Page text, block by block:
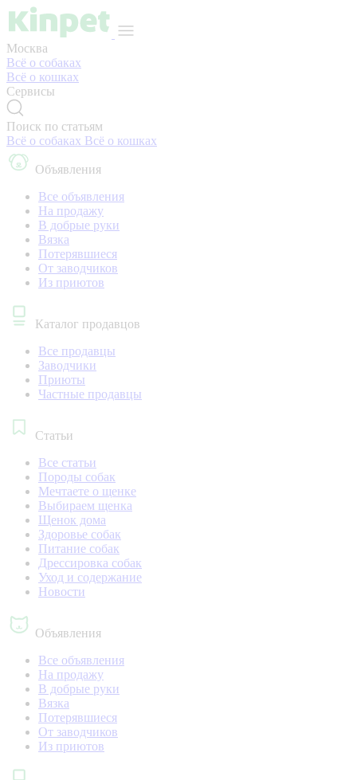
Москва
Всё о собаках
Всё о кошках
Сервисы
Поиск по статьям
Всё о собаках Всё о кошках
Объявления
Все объявления
На продажу
В добрые руки
Вязка
Потерявшиеся
От заводчиков
Из приютов
Каталог продавцов
Все продавцы
Заводчики
Приюты
Частные продавцы
Статьи
Все статьи
Породы собак
Мечтаете о щенке
Выбираем щенка
Щенок дома
Здоровье собак
Питание собак
Дрессировка собак
Уход и содержание
Новости
Объявления
Все объявления
На продажу
В добрые руки
Вязка
Потерявшиеся
От заводчиков
Из приютов